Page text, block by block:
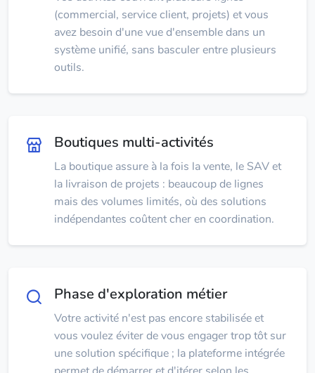
(commercial, service client, projets) et vous
avez besoin d'une vue d'ensemble dans un
système unifié, sans basculer entre plusieurs
outils.
Boutiques multi-activités
La boutique assure à la fois la vente, le SAV et
la livraison de projets : beaucoup de lignes
mais des volumes limités, où des solutions
indépendantes coûtent cher en coordination.
Phase d'exploration métier
Votre activité n'est pas encore stabilisée et
vous voulez éviter de vous engager trop tôt sur
une solution spécifique ; la plateforme intégrée